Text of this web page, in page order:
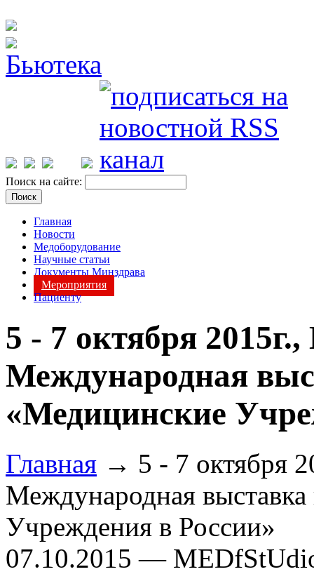
Поиск на сайте:
Главная
Новости
Медоборудование
Научные статьи
Документы Минздрава
Мероприятия
Пациенту
5 - 7 октября
Международная
«Медицинские
Главная → 5 - 7 октября
Международная
Учреждения в России»
07.10.2015 —